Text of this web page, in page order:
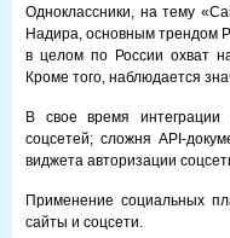
Одноклассники, на тему
Надира, основным трендом
в целом по России охват
Кроме того, наблюдается
В свое время интеграции
соцсетей; сложня API-
виджета авторизации
Применение социальных
сайты и соцсети.